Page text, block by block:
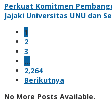
Perkuat Komitmen
Jajaki Universitas UNU dan
1
2
3
…
2,264
Berikutnya
No More Posts Available.